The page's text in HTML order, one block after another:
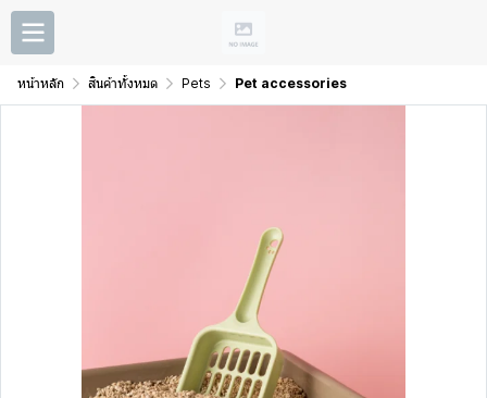
หน้าหลัก สินค้าทั้งหมด Pets Pet accessories